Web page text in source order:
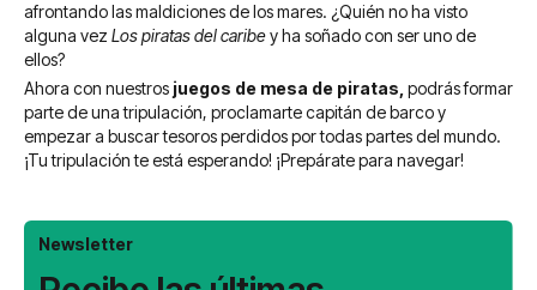
afrontando las maldiciones de los mares. ¿Quién no ha visto
alguna vez Los piratas del caribey ha soñado con ser uno de
ellos?
Ahora con nuestros juegos de mesa de piratas, podrás formar
parte de una tripulación, proclamarte capitán de barco y
empezar a buscar tesoros perdidos por todas partes del mundo.
¡Tu tripulación te está esperando! ¡Prepárate para navegar!
Newsletter